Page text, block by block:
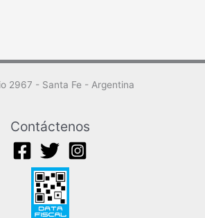
2967 - Santa Fe - Argentina
Contáctenos